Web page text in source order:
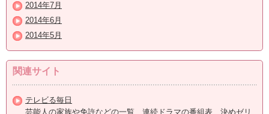
2014年7月
2014年6月
2014年5月
関連サイト
テレビる毎日
芸能人の家族や免許などの一覧、連続ドラマの番組表、決めゼリ